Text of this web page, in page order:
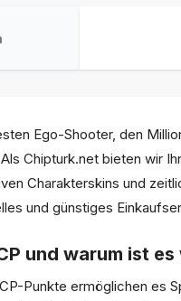
Ego-Shooter, den
Chipturk.net bieten wir
Charakterskins und
und günstiges
und warum ist
Punkte ermöglichen es